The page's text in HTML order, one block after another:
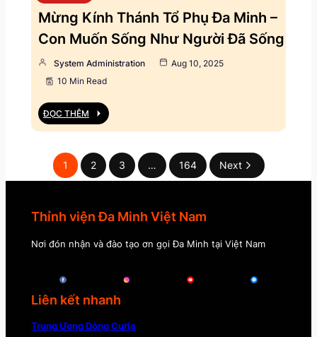
Mừng Kính Thánh Tổ Phụ Đa Minh –
Con Muốn Sống Như Người Đã Sống
System Administration
Aug 10, 2025
10 Min Read
ĐỌC THÊM
1 2 3 … 164 Next
Thỉnh viện Đa Minh Việt Nam
Nơi đón nhận và đào tạo ơn gọi Đa Minh tại Việt Nam
Liên kết nhanh
Trung Ương Dòng Curia